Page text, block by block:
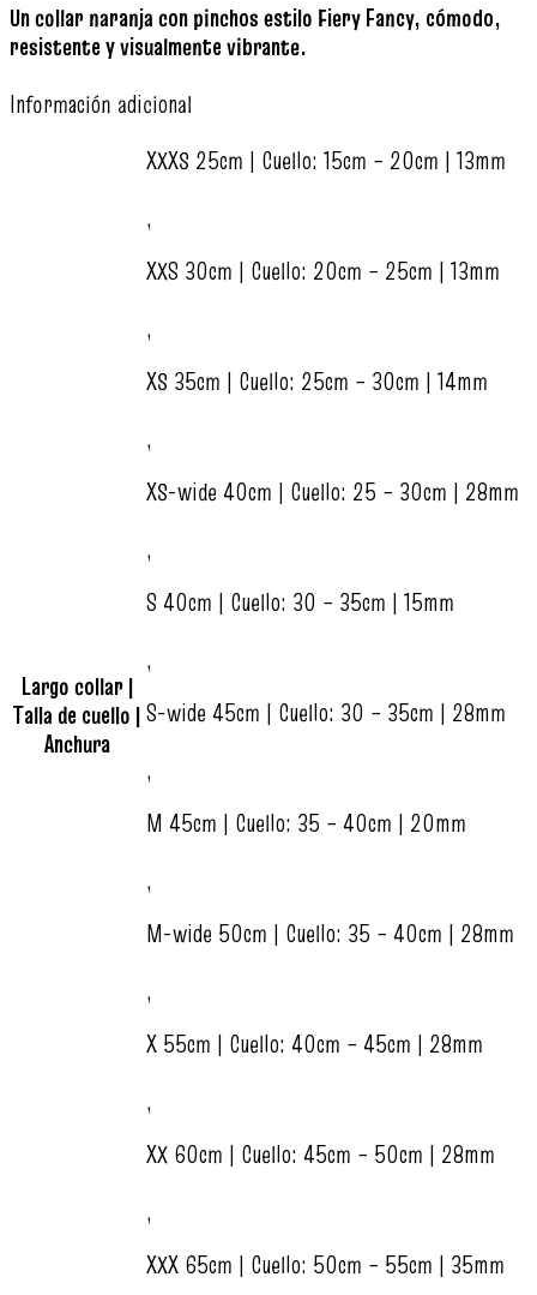
Un collar naranja con pinchos estilo Fiery Fancy, cómodo,
resistente y visualmente vibrante.
Información adicional
Largo collar |
Talla de cuello |
Anchura
XXXS 25cm | Cuello: 15cm – 20cm | 13mm
,
XXS 30cm | Cuello: 20cm – 25cm | 13mm
,
XS 35cm | Cuello: 25cm – 30cm | 14mm
,
XS-wide 40cm | Cuello: 25 – 30cm | 28mm
,
S 40cm | Cuello: 30 – 35cm | 15mm
,
S-wide 45cm | Cuello: 30 – 35cm | 28mm
,
M 45cm | Cuello: 35 – 40cm | 20mm
,
M-wide 50cm | Cuello: 35 – 40cm | 28mm
,
X 55cm | Cuello: 40cm – 45cm | 28mm
,
XX 60cm | Cuello: 45cm – 50cm | 28mm
,
XXX 65cm | Cuello: 50cm – 55cm | 35mm